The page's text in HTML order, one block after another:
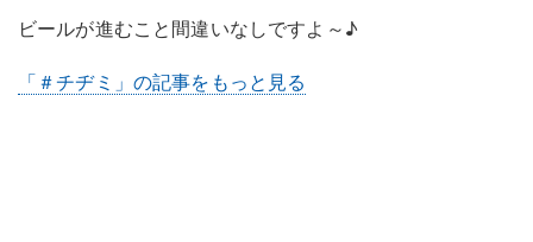
ビールが進むこと間違いなしですよ～♪
「＃チヂミ」の記事をもっと見る